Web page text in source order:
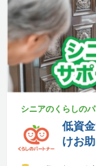
シニアのくらしの
低資
けお